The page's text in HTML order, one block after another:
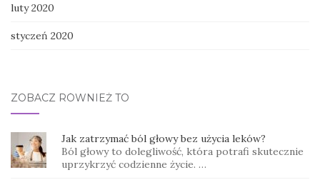
luty 2020
styczeń 2020
ZOBACZ RÓWNIEŻ TO
Jak zatrzymać ból głowy bez użycia leków?
Ból głowy to dolegliwość, która potrafi skutecznie
uprzykrzyć codzienne życie. …